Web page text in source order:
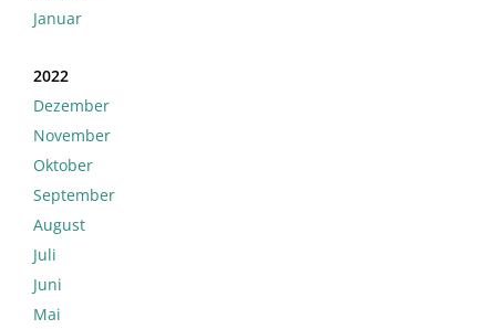
Januar
2022
Dezember
November
Oktober
September
August
Juli
Juni
Mai